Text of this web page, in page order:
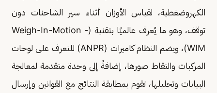
الكهروضغطية، لقياس الأوزان أثناء سير الشاحنات دون
توقف، وهو ما يُعرف عالميًا بتقنية (Weigh-In-Motion -
WIM)، ويضم النظام كاميرات (ANPR) للتعرف على لوحات
المركبات والتقاط صورها، إضافةً إلى وحدة متقدمة لمعالجة
البيانات وتحليلها، تقوم بمطابقة النتائج مع القوانين وإرسال